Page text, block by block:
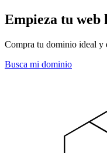
Empieza tu web
Compra tu dominio ideal y
Busca mi dominio